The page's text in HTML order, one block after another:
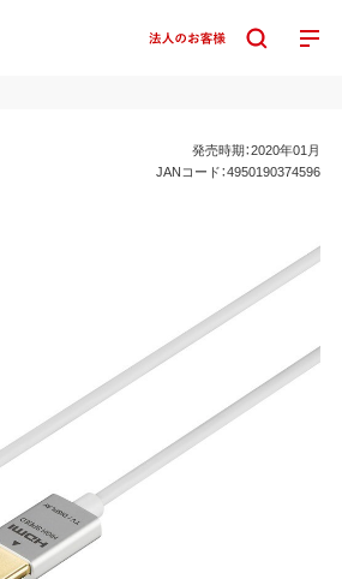
発売時期：2020年01月
JANコード：4950190374596